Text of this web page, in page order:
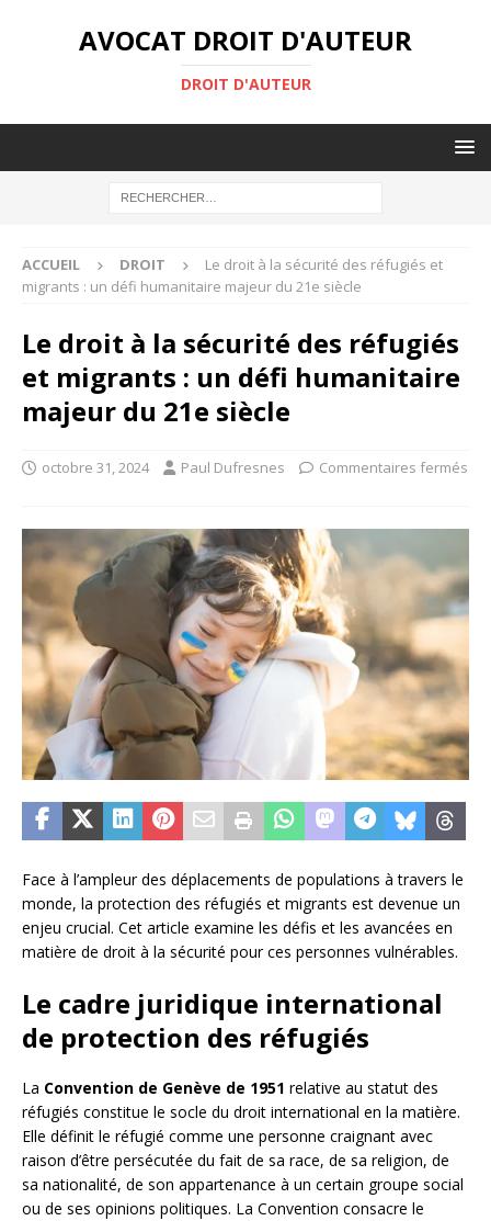
AVOCAT DROIT D'AUTEUR
DROIT D'AUTEUR
ACCUEIL DROIT
Le droit à la sécurité des réfugiés et
migrants : un défi humanitaire majeur du 21e siècle
Le droit à la sécurité des réfugiés
et migrants : un défi humanitaire
majeur du 21e siècle
octobre 31, 2024 Paul Dufresnes Commentaires fermés
Face à l’ampleur des déplacements de populations à travers le
monde, la protection des réfugiés et migrants est devenue un
enjeu crucial. Cet article examine les défis et les avancées en
matière de droit à la sécurité pour ces personnes vulnérables.
Le cadre juridique international
de protection des réfugiés
La Convention de Genève de 1951 relative au statut des
réfugiés constitue le socle du droit international en la matière.
Elle définit le réfugié comme une personne craignant avec
raison d’être persécutée du fait de sa race, de sa religion, de
sa nationalité, de son appartenance à un certain groupe social
ou de ses opinions politiques. La Convention consacre le